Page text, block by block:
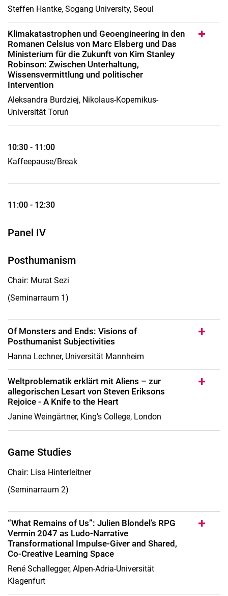
Steffen Hantke, Sogang University, Seoul
Klimakatastrophen und Geoengineering in den
Romanen Celsius von Marc Elsberg und Das
Ministerium für die Zukunft von Kim Stanley
Robinson: Zwischen Unterhaltung,
Wissensvermittlung und politischer
Intervention
Aleksandra Burdziej, Nikolaus-Kopernikus-
Universität Toruń
10:30 - 11:00
Kaffeepause/Break
11:00 - 12:30
Panel IV
Posthumanism
Chair: Murat Sezi
(Seminarraum 1)
Of Monsters and Ends: Visions of
Posthumanist Subjectivities
Hanna Lechner, Universität Mannheim
Weltproblematik erklärt mit Aliens – zur
allegorischen Lesart von Steven Eriksons
Rejoice - A Knife to the Heart
Janine Weingärtner, King’s College, London
Game Studies
Chair: Lisa Hinterleitner
(Seminarraum 2)
“What Remains of Us”: Julien Blondel’s RPG
Vermin 2047 as Ludo-Narrative
Transformational Impulse-Giver and Shared,
Co-Creative Learning Space
René Schallegger, Alpen-Adria-Universität
Klagenfurt